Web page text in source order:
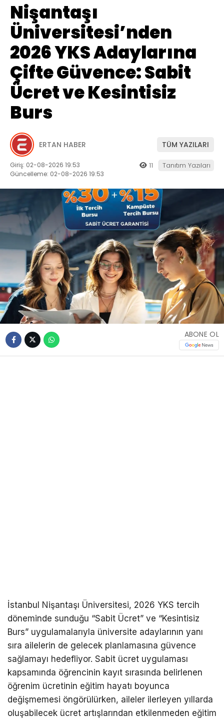
Nişantaşı
Üniversitesi’nden
2026 YKS Adaylarına
Çifte Güvence: Sabit
Ücret ve Kesintisiz
Burs
ERTAN HABER TÜM YAZILARI
Giriş: 02-08-2026 19:53
Güncelleme: 02-08-2026 19:53
11 Tanıtım Yazıları
ABONE OL
İstanbul Nişantaşı Üniversitesi, 2026 YKS tercih
döneminde sunduğu “Sabit Ücret” ve “Kesintisiz
Burs” uygulamalarıyla üniversite adaylarının yanı
sıra ailelerin de gelecek planlamasına güvence
sağlamayı hedefliyor. Sabit ücret uygulaması
kapsamında öğrencinin kayıt sırasında belirlenen
öğrenim ücretinin eğitim hayatı boyunca
değişmemesi öngörülürken, aileler ilerleyen yıllarda
oluşabilecek ücret artışlarından etkilenmeden eğitim